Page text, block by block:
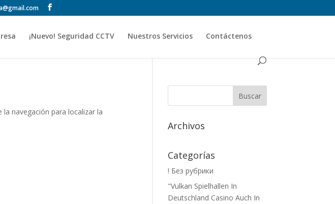
¡Nuevo! Seguridad CCTV Nuestros Servicios Contáctenos
navegación para localizar la
Archivos
Categorías
! Без рубрики
"Vulkan Spielhallen In
Deutschland Casino Auch In